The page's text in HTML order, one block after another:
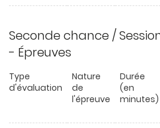
Seconde chance /
- Épreuves
Type
d'évaluation
Nature
de
l'épreuve
Durée
(en
minutes)